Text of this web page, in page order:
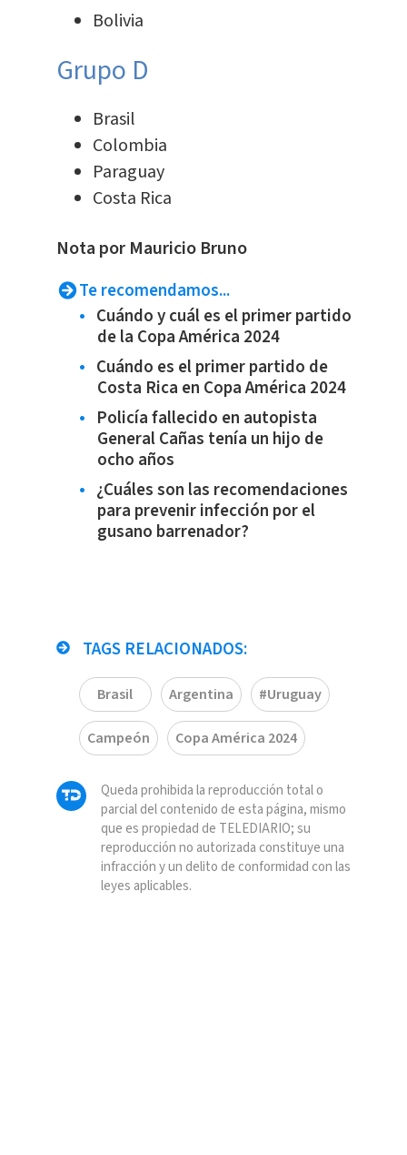
Bolivia
Grupo D
Brasil
Colombia
Paraguay
Costa Rica
Nota por Mauricio Bruno
Te recomendamos...
Cuándo y cuál es el primer partido
de la Copa América 2024
Cuándo es el primer partido de
Costa Rica en Copa América 2024
Policía fallecido en autopista
General Cañas tenía un hijo de
ocho años
¿Cuáles son las recomendaciones
para prevenir infección por el
gusano barrenador?
TAGS RELACIONADOS:
Brasil Argentina #Uruguay
Campeón Copa América 2024
Queda prohibida la reproducción total o
parcial del contenido de esta página, mismo
que es propiedad de TELEDIARIO; su
reproducción no autorizada constituye una
infracción y un delito de conformidad con las
leyes aplicables.